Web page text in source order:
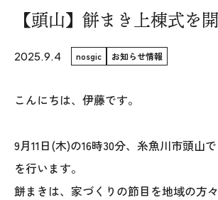
施工事例&お客様の声
不動産情報
WoodStrucX™（ウッドストラクス™）
ISSH糸魚川住宅認定基準
【頭山】餅まき上棟式を
2025.9.4 nosgic お知らせ情報
こんにちは、伊藤です。
9月11日(木)の16時30分、糸魚川市頭山で
を行います。
餅まきは、家づくりの節目を地域の方